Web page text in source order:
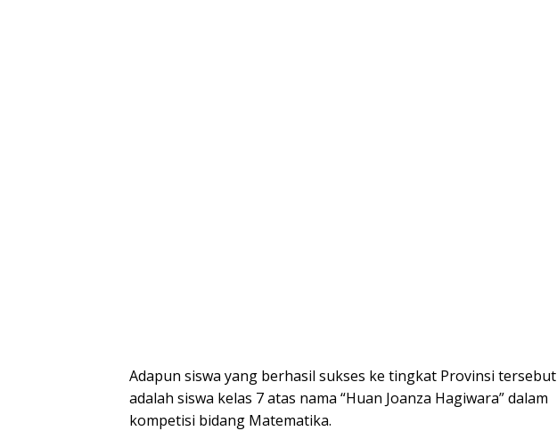
Adapun siswa yang berhasil sukses ke tingkat Provinsi tersebut
adalah siswa kelas 7 atas nama “Huan Joanza Hagiwara” dalam
kompetisi bidang Matematika.